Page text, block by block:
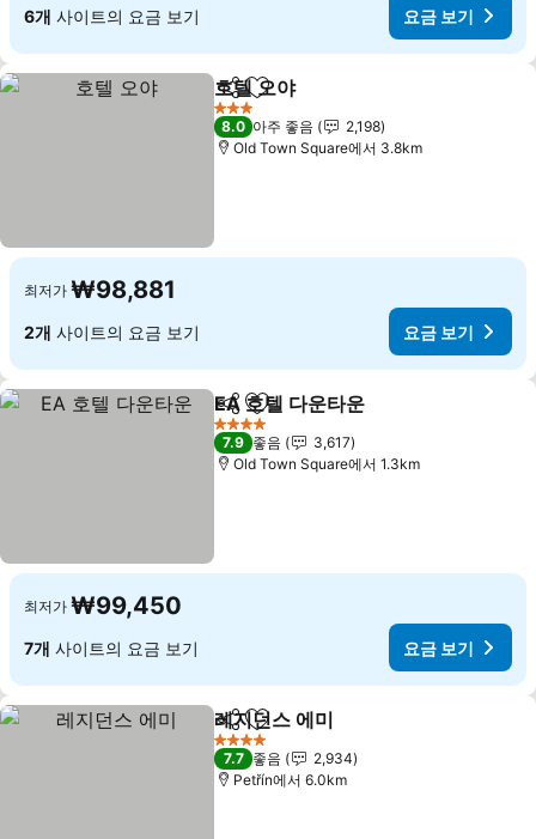
6개 사이트의 요금 보기 요금 보기
공유 즐겨찾기에 추가
호텔 오야
3 성급
8.0 아주 좋음
2,198
Old Town Square에서 3.8km
최저가 ₩98,881
2개 사이트의 요금 보기 요금 보기
공유 즐겨찾기에 추가
EA 호텔 다운타운
4 성급
7.9 좋음
3,617
Old Town Square에서 1.3km
최저가 ₩99,450
7개 사이트의 요금 보기 요금 보기
공유 즐겨찾기에 추가
레지던스 에미
4 성급
7.7 좋음
2,934
Petřín에서 6.0km